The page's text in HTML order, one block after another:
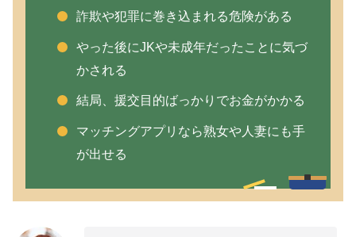
詐欺や犯罪に巻き込まれる危険がある
やった後にJKや未成年だったことに気づ
かされる
結局、援交目的ばっかりでお金がかかる
マッチングアプリなら熟女や人妻にも手
が出せる